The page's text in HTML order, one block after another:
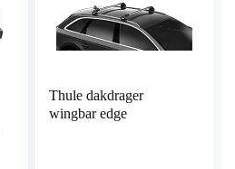
Thule dakdrager
wingbar edge